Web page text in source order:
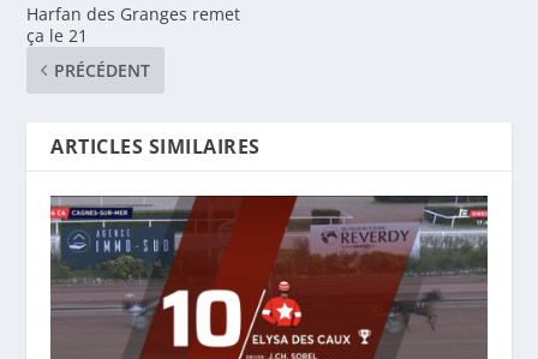
Harfan des Granges remet
ça le 21
PRÉCÉDENT
ARTICLES SIMILAIRES